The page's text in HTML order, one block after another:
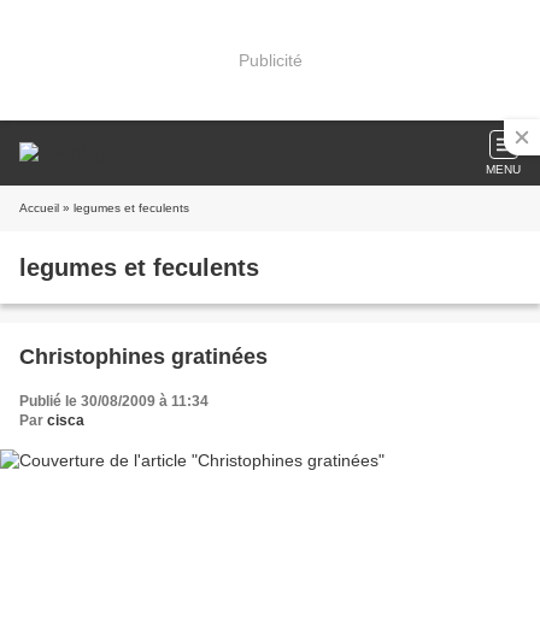
Publicité
MENU
Accueil » legumes et feculents
legumes et feculents
Christophines gratinées
Publié le 30/08/2009 à 11:34
Par cisca